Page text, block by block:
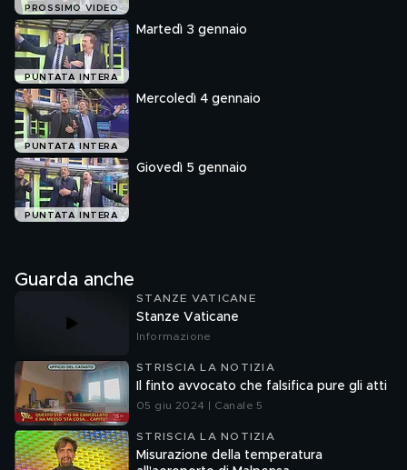
PROSSIMO VIDEO
PUNTATA INTERA
Martedì 3 gennaio
PUNTATA INTERA
Mercoledì 4 gennaio
PUNTATA INTERA
Giovedì 5 gennaio
Guarda anche
STANZE VATICANE
Stanze Vaticane
Informazione
STRISCIA LA NOTIZIA
Il finto avvocato che falsifica pure gli atti
05 giu 2024 | Canale 5
STRISCIA LA NOTIZIA
Misurazione della temperatura